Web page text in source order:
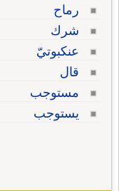
رماح
شرك
عنكبوتيّ
قال
مستوجب
يستوجب